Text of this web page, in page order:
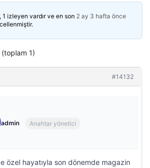
1 izleyen vardır ve en son 2 ay 3 hafta önce
1)
#14132
admin Anahtar yönetici
özel hayatıyla son dönemde magazin